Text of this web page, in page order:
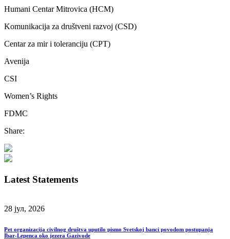
Humani Centar Mitrovica (HCM)
Komunikacija za društveni razvoj (CSD)
Centar za mir i toleranciju (CPT)
Avenija
CSI
Women’s Rights
FDMC
Share:
Latest Statements
28 јул, 2026
Pet organizacija civilnog društva uputilo pismo Svetskoj banci povodom postupanja
Ibar-Lepenca oko jezera Gazivode